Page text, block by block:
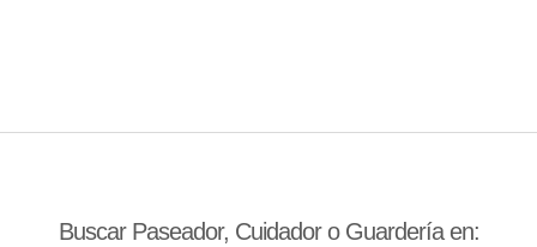
Buscar Paseador, Cuidador o Guardería en: